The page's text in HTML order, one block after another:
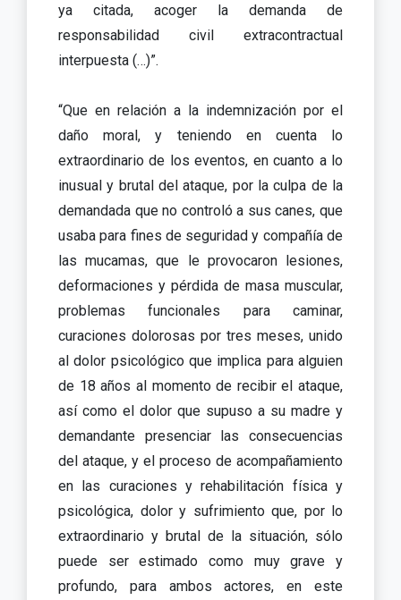
ya citada, acoger la demanda de
responsabilidad civil extracontractual
interpuesta (…)”.
“Que en relación a la indemnización por el
daño moral, y teniendo en cuenta lo
extraordinario de los eventos, en cuanto a lo
inusual y brutal del ataque, por la culpa de la
demandada que no controló a sus canes, que
usaba para fines de seguridad y compañía de
las mucamas, que le provocaron lesiones,
deformaciones y pérdida de masa muscular,
problemas funcionales para caminar,
curaciones dolorosas por tres meses, unido
al dolor psicológico que implica para alguien
de 18 años al momento de recibir el ataque,
así como el dolor que supuso a su madre y
demandante presenciar las consecuencias
del ataque, y el proceso de acompañamiento
en las curaciones y rehabilitación física y
psicológica, dolor y sufrimiento que, por lo
extraordinario y brutal de la situación, sólo
puede ser estimado como muy grave y
profundo, para ambos actores, en este